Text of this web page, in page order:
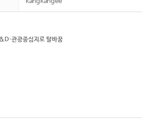
관광중심지로 탈바꿈